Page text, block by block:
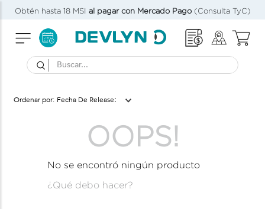
Obtén hasta 18 MSI al pagar con Mercado Pago(Consulta TyC)
Buscar...
Fecha De Release
OOPS!
No se encontró ningún producto
¿Qué debo hacer?